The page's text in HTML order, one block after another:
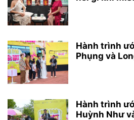
Hành trình
Phụng và
Hành trình
Huỳnh Như